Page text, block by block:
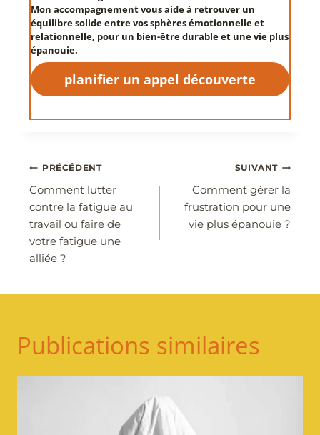
Mon accompagnement vous aide à retrouver un
équilibre solide entre vos sphères émotionnelle et
relationnelle, pour un bien-être durableet une vie plus
épanouie.
planifier un appel découverte
Navigation
de
l’article
PRÉCÉDENT
Comment lutter
contre la fatigue au
travail ou faire de
votre fatigue une
alliée ?
SUIVANT
Comment gérer la
frustration pour une
vie plus épanouie ?
Publications similaires